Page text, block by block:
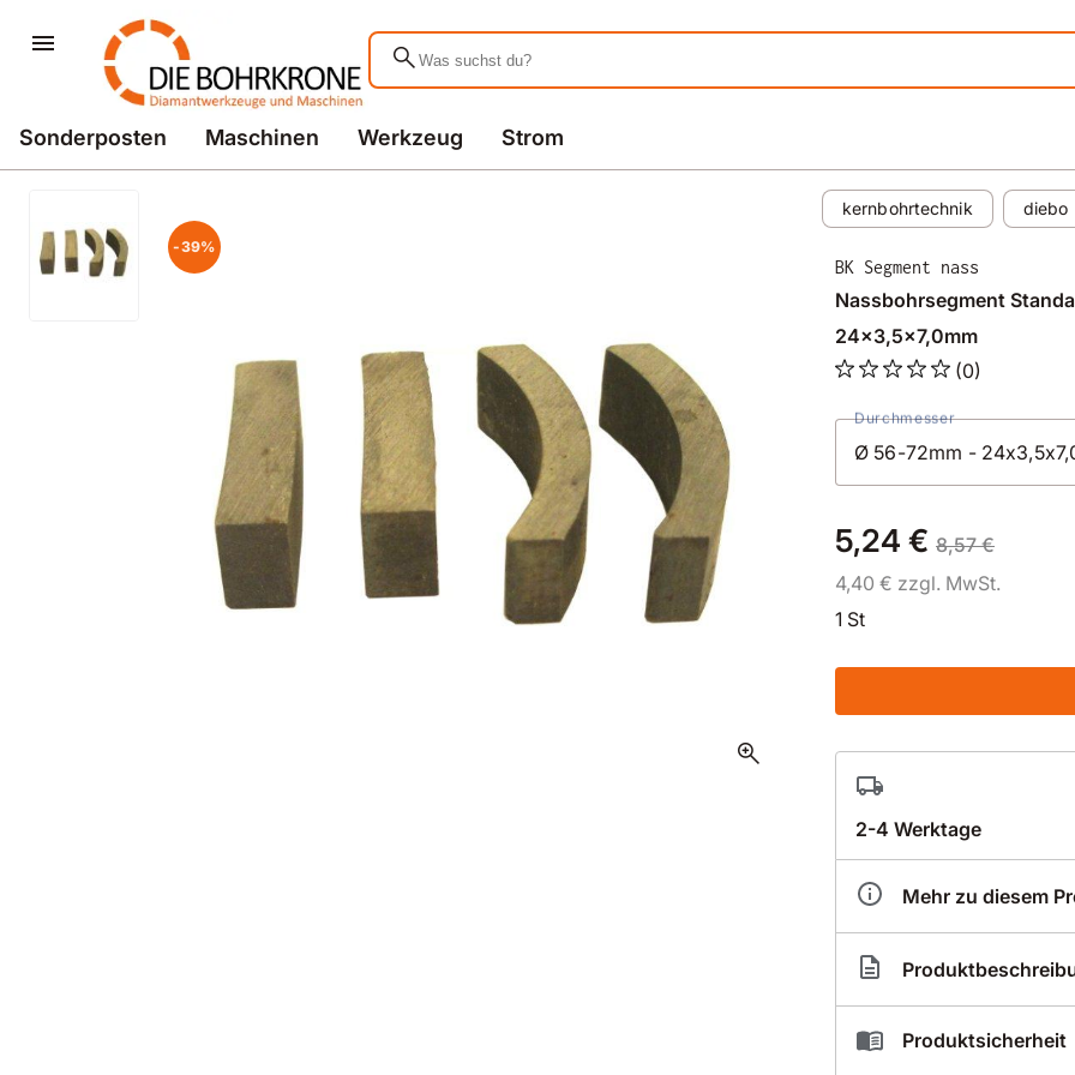
search
Sonderposten Maschinen Werkzeug Strom
-39%
zoom_in
kernbohrtechnik diebo
BK Segment nass
Nassbohrsegment
24x3,5x7,0mm
(0)
Durchmesser
5,24 € 8,57 €
4,40 € zzgl. MwSt.
1 St
2-4 Werktage
Mehr zu diesem
Artikelnummer
Nassbohrsegment
Produktsicherheit